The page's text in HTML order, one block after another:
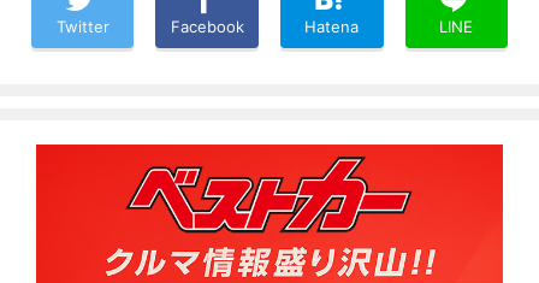
Twitter Facebook Hatena LINE